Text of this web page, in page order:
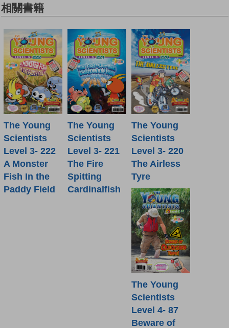
相關書籍
The Young
Scientists
Level 3- 222
A Monster
Fish In the
Paddy Field
The Young
Scientists
Level 3- 221
The Fire
Spitting
Cardinalfish
The Young
Scientists
Level 3- 220
The Airless
Tyre
The Young
Scientists
Level 4- 87
Beware of